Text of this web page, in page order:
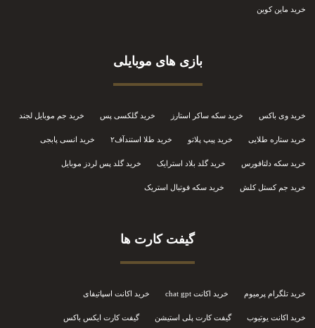
خرید ماین کوین
بازی های موبایلی
خرید وی باکس خرید سکه ساکر استارز خرید گلکسی پس خرید جم موبایل لجند
خرید ستاره طلایی خرید پیپ پلاتو خرید طلا استندآف۲ خرید انسی پابجی
خرید سکه دلتافورس خرید گلد بلاد استرایک خرید گلد پس لردز موبایل
خرید جم کستل کلش خرید سکه فوتبال استریک
گیفت کارت ها
خرید تلگرام پرمیوم خرید اکانت chat gpt خرید اکانت اسپاتیفای
خرید اکانت یوتیوب گیفت کارت پلی استیشن گیفت کارت ایکس باکس